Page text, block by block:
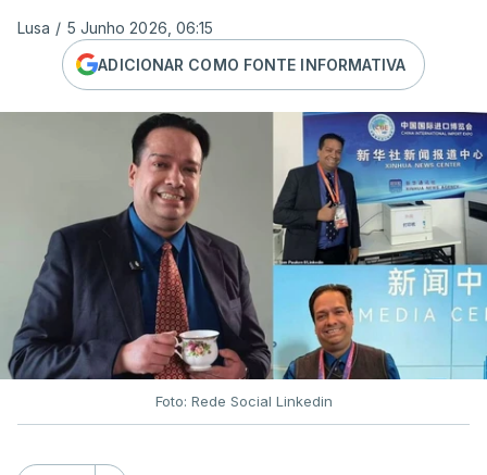
Lusa / 5 Junho 2026, 06:15
ADICIONAR COMO FONTE INFORMATIVA
Foto: Rede Social Linkedin